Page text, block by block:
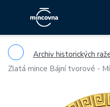
Archiv historických
Zlatá mince Bájní tvorové -